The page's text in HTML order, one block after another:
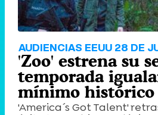
AUDIENCIAS EEUU 28 DE
'Zoo' estrena su
temporada
mínimo histórico
'America´s Got Talent'